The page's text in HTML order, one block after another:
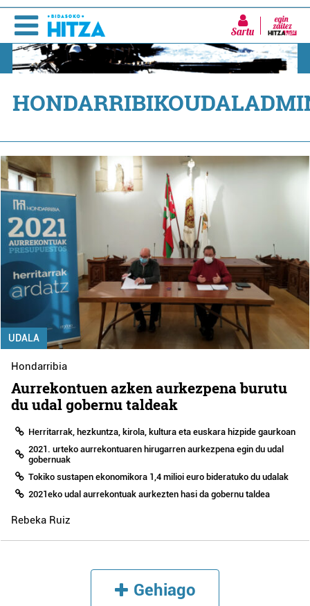
Sartu
UDALA
Hondarribia
Aurrekontuen azken aurkezpena burutu
du udal gobernu taldeak
Herritarrak, hezkuntza, kirola, kultura eta euskara hizpide gaurkoan
2021. urteko aurrekontuaren hirugarren aurkezpena egin du udal
gobernuak
Tokiko sustapen ekonomikora 1,4 milioi euro bideratuko du udalak
2021eko udal aurrekontuak aurkezten hasi da gobernu taldea
Rebeka Ruiz
Gehiago